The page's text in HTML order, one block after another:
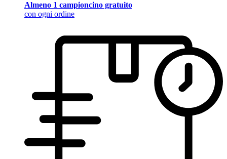
Almeno 1 campioncino gratuito
con ogni ordine